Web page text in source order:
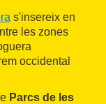
s'insereix en
les zones
occidental
Parcs de les